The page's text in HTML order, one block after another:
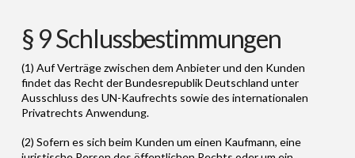
§ 9 Schlussbestimmungen
(1) Auf Verträge zwischen dem Anbieter und den Kunden
findet das Recht der Bundesrepublik Deutschland unter
Ausschluss des UN-Kaufrechts sowie des internationalen
Privatrechts Anwendung.
(2) Sofern es sich beim Kunden um einen Kaufmann, eine